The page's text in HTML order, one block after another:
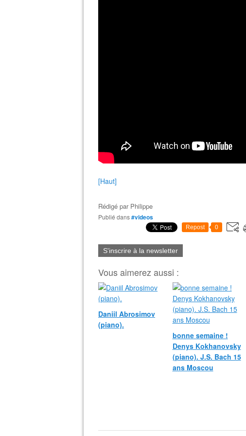
[Haut]
Rédigé par Philippe
Publié dans#videos
Repost 0
S'inscrire à la newsletter
Vous aimerez aussi :
Daniil Abrosimov
(piano).
bonne semaine !
Denys Kokhanovsky
(piano). J.S. Bach 15
ans Moscou